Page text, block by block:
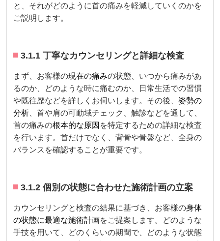
と、それがどのように首の痛みを軽減していくのかを
ご説明します。
3.1.1 丁寧なカウンセリングと詳細な検査
まず、お客様の現在の痛みの状態、いつから痛みがあ
るのか、どのような時に痛むのか、日常生活での習慣
や既往歴などを詳しくお伺いします。その後、姿勢の
分析 、首や肩の可動域チェック、触診などを通して、
首の痛みの根本的な原因 を特定するための詳細な検査
を行います。首だけでなく、背骨や骨盤など、全身の
バランスを確認することが重要です。
3.1.2 個別の状態に合わせた施術計画の立案
カウンセリングと検査の結果に基づき、お客様の身体
の状態に最適な施術計画をご提案します。どのような
手技を用いて、どのくらいの期間で、どのような状態